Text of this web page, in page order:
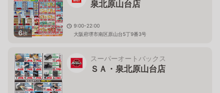
6枚
泉北原山台店
9:00-22:00
大阪府堺市南区原山台5丁9番3号
スーパーオートバックス
ＳＡ・泉北原山台店